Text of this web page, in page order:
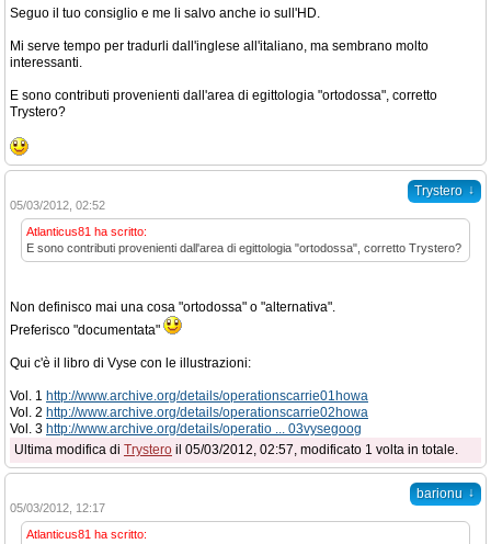
Seguo il tuo consiglio e me li salvo anche io sull'HD.
Mi serve tempo per tradurli dall'inglese all'italiano, ma sembrano molto
interessanti.
E sono contributi provenienti dall'area di egittologia "ortodossa", corretto
Trystero?
Trystero ↓
05/03/2012, 02:52
Atlanticus81 ha scritto:
E sono contributi provenienti dall'area di egittologia "ortodossa", corretto Trystero?
Non definisco mai una cosa "ortodossa" o "alternativa".
Preferisco "documentata"
Qui c'è il libro di Vyse con le illustrazioni:
Vol. 1 http://www.archive.org/details/operationscarrie01howa
Vol. 2 http://www.archive.org/details/operationscarrie02howa
Vol. 3 http://www.archive.org/details/operatio ... 03vysegoog
Ultima modifica di Trystero il 05/03/2012, 02:57, modificato 1 volta in totale.
barionu ↓
05/03/2012, 12:17
Atlanticus81 ha scritto: